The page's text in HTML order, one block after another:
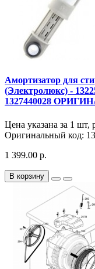
Амортизатор для
(Электролюкс) -
1327440028
Цена указана за 1 шт,
Оригинальный код:
1 399.00 р.
В корзину